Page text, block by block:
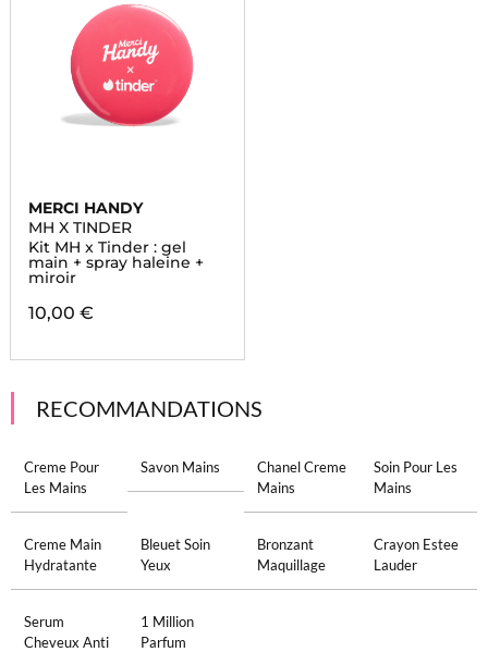
MERCI HANDY
MH X TINDER
Kit MH x Tinder : gel
main + spray haleine +
miroir
10,00 €
RECOMMANDATIONS
Creme Pour
Les Mains
Savon Mains
Chanel Creme
Mains
Soin Pour Les
Mains
Creme Main
Hydratante
Bleuet Soin
Yeux
Bronzant
Maquillage
Crayon Estee
Lauder
Serum
Cheveux Anti
1 Million
Parfum